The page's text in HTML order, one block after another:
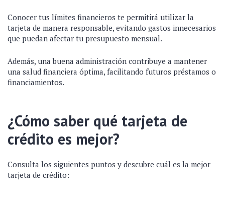
Conocer tus límites financieros te permitirá utilizar la
tarjeta de manera responsable, evitando gastos innecesarios
que puedan afectar tu presupuesto mensual.
Además, una buena administración contribuye a mantener
una salud financiera óptima, facilitando futuros préstamos o
financiamientos.
¿Cómo saber qué tarjeta de
crédito es mejor?
Consulta los siguientes puntos y descubre cuál es la mejor
tarjeta de crédito: